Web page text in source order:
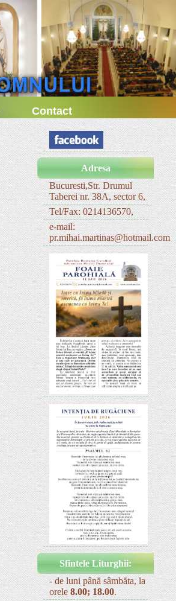
Contact
Adresa
Bucuresti,Str. Drumul
Taberei nr. 38A, sector 6,
Tel/Fax: 0214136570,
e-mail:
pr.mihai.martinas@hotmail.com
Sfintele Liturghii:
- de luni până sâmbăta, la
orele8.00; 18.00.